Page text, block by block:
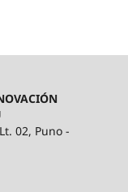
02, Puno -